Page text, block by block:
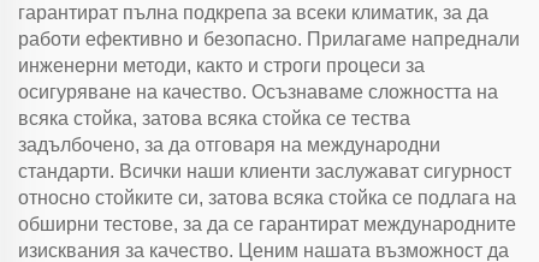
гарантират пълна подкрепа за всеки климатик, за да
работи ефективно и безопасно. Прилагаме напреднали
инженерни методи, както и строги процеси за
осигуряване на качество. Осъзнаваме сложността на
всяка стойка, затова всяка стойка се тества
задълбочено, за да отговаря на международни
стандарти. Всички наши клиенти заслужават сигурност
относно стойките си, затова всяка стойка се подлага на
обширни тестове, за да се гарантират международните
изисквания за качество. Ценим нашата възможност да